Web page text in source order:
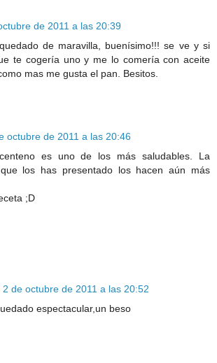
de 2011 a las 20:39
de maravilla, buenísimo!!! se ve y si
te cogería uno y me lo comería con aceite
mas me gusta el pan. Besitos.
octubre de 2011 a las 20:46
es uno de los más saludables. La
los has presentado los hacen aún más
;D
2 de octubre de 2011 a las 20:52
espectacular,un beso